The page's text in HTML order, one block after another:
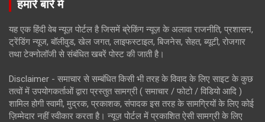
हमारे बारे में
यह एक हिंदी वेब न्यूज़ पोर्टल है जिसमें ब्रेकिंग न्यूज़ के अलावा राजनीति, प्रशासन,
ट्रेंडिंग न्यूज, बॉलीवुड, खेल जगत, लाइफस्टाइल, बिजनेस, सेहत, ब्यूटी, रोजगार
तथा टेक्नोलॉजी से संबंधित खबरें पोस्ट की जाती है।
Disclaimer - समाचार से सम्बंधित किसी भी तरह के विवाद के लिए साइट के कुछ
तत्वों में उपयोगकर्ताओं द्वारा प्रस्तुत सामग्री ( समाचार / फोटो / विडियो आदि )
शामिल होगी स्वामी, मुद्रक, प्रकाशक, संपादक इस तरह के सामग्रियों के लिए कोई
ज़िम्मेदार नहीं स्वीकार करता है। न्यूज़ पोर्टल में प्रकाशित ऐसी सामग्री के लिए